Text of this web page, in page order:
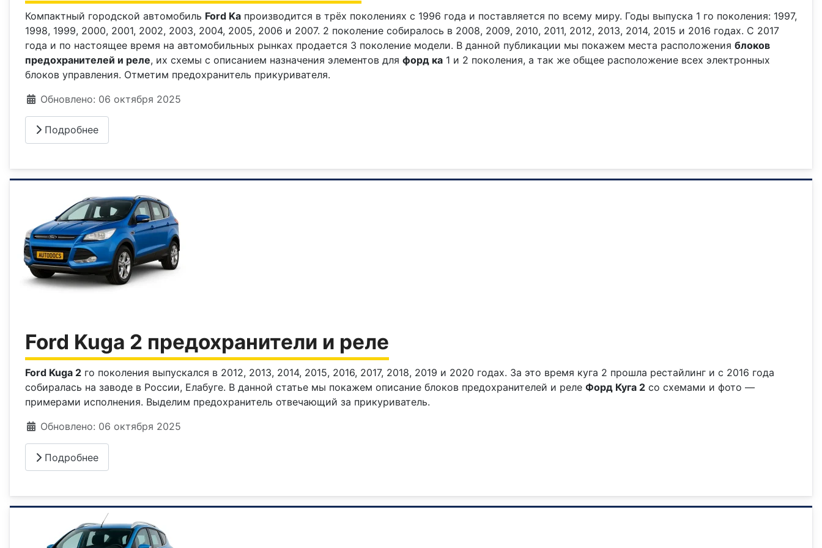
Компактный городской автомобиль Ford Ka производится в трёх поколениях с 1996 года и поставляется по всему миру. Годы выпуска 1 го поколения: 1997,
1998, 1999, 2000, 2001, 2002, 2003, 2004, 2005, 2006 и 2007. 2 поколение собиралось в 2008, 2009, 2010, 2011, 2012, 2013, 2014, 2015 и 2016 годах. С 2017
года и по настоящее время на автомобильных рынках продается 3 поколение модели. В данной публикации мы покажем места расположения блоков
предохранителей и реле, их схемы с описанием назначения элементов для форд ка 1 и 2 поколения, а так же общее расположение всех электронных
блоков управления. Отметим предохранитель прикуривателя.
Информация о материале
Обновлено: 06 октября 2025
Подробнее
Ford Kuga 2 предохранители и реле
Ford Kuga 2 го поколения выпускался в 2012, 2013, 2014, 2015, 2016, 2017, 2018, 2019 и 2020 годах. За это время куга 2 прошла рестайлинг и с 2016 года
собиралась на заводе в России, Елабуге. В данной статье мы покажем описание блоков предохранителей и реле Форд Куга 2 со схемами и фото —
примерами исполнения. Выделим предохранитель отвечающий за прикуриватель.
Информация о материале
Обновлено: 06 октября 2025
Подробнее